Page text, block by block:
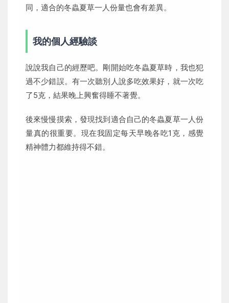
同，適合的冬蟲夏草一人份量也會有差異。
我的個人經驗談
說說我自己的經歷吧。剛開始吃冬蟲夏草時，我也犯
過不少錯誤。有一次聽別人說多吃效果好，就一次吃
了5克，結果晚上興奮得睡不著覺。
後來慢慢摸索，發現找到適合自己的冬蟲夏草一人份
量真的很重要。現在我固定每天早晚各吃1克，感覺
精神體力都維持得不錯。